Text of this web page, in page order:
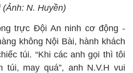
(Ảnh: N. Huyền)
trực Đội An ninh cơ động -
không Nội Bài, hành khách
túi. “Khi các anh gọi thì tôi
túi, may quá”, anh N.V.H vui